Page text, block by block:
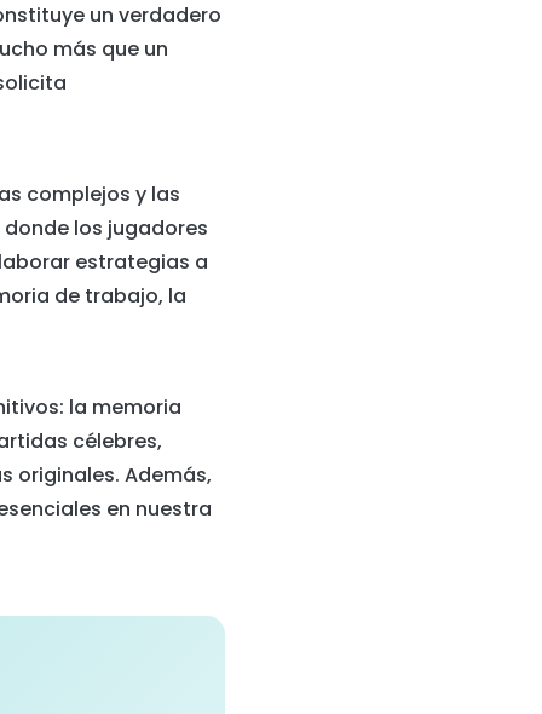
un verdadero
más que un
complejos y las
los jugadores
estrategias a
de trabajo, la
la memoria
célebres,
originales. Además,
en nuestra